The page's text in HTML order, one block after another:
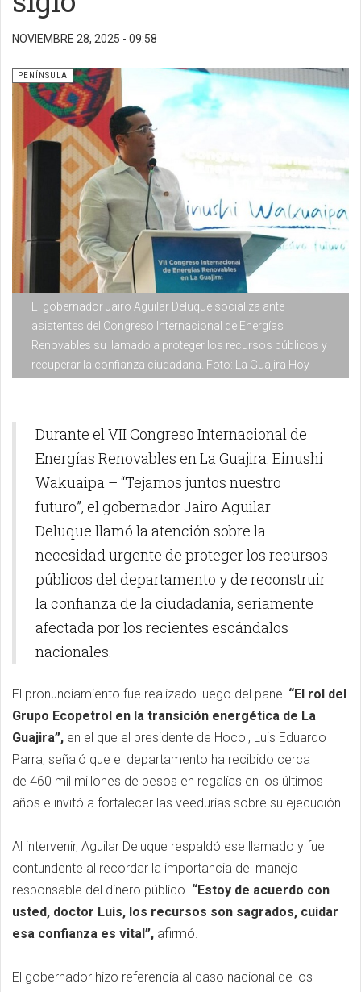
NOVIEMBRE 28, 2025 - 09:58
El gobernador Jairo Aguilar Deluque socializa ante
asistentes del Congreso Internacional de Energías
Renovables su llamado a proteger los recursos públicos y
recuperar la confianza ciudadana. Foto: La Guajira Hoy
PENÍNSULA
Durante el VII Congreso Internacional de
Energías Renovables en La Guajira: Einushi
Wakuaipa – “Tejamos juntos nuestro
futuro”, el gobernador Jairo Aguilar
Deluque llamó la atención sobre la
necesidad urgente de proteger los recursos
públicos del departamento y de reconstruir
la confianza de la ciudadanía, seriamente
afectada por los recientes escándalos
nacionales.
El pronunciamiento fue realizado luego del panel “El rol del
Grupo Ecopetrol en la transición energética de La
Guajira”, en el que el presidente de Hocol, Luis Eduardo
Parra, señaló que el departamento ha recibido cerca
de 460 mil millones de pesos en regalías en los últimos
años e invitó a fortalecer las veedurías sobre su ejecución.
Al intervenir, Aguilar Deluque respaldó ese llamado y fue
contundente al recordar la importancia del manejo
responsable del dinero público. “Estoy de acuerdo con
usted, doctor Luis, los recursos son sagrados, cuidar
esa confianza es vital”, afirmó.
El gobernador hizo referencia al caso nacional de los